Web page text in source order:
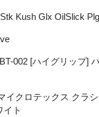
Kush Glx OilSlick
002 [ハイグリップ]
イクロテックス クラ
イト